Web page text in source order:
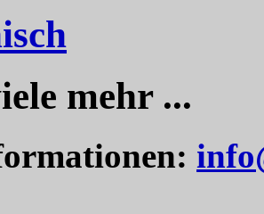
mehr ...